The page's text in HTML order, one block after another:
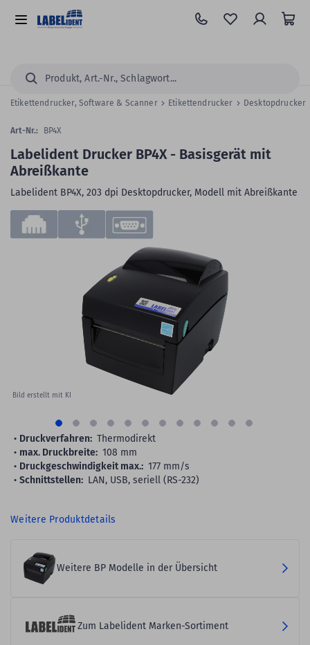
Hauptinhalt
springen
Alle
Suchen...
Etikettendrucker, Software & Scanner Etikettendrucker Desktopdrucker
Ende
der
Bild erstellt mit KI
Skip
the
Labelident Drucker BP4X - Basisgerät mit
Abreißkante
Labelident BP4X, 203 dpi Desktopdrucker, Modell mit Abreißkante
Art-Nr.: BP4X
Druckverfahren: Thermodirekt
max. Druckbreite: 108 mm
Druckgeschwindigkeit max.: 177 mm/s
Schnittstellen: LAN, USB, seriell (RS-232)
Weitere Produktdetails
Weitere BP Modelle in der Übersicht
Zum Labelident Marken-Sortiment